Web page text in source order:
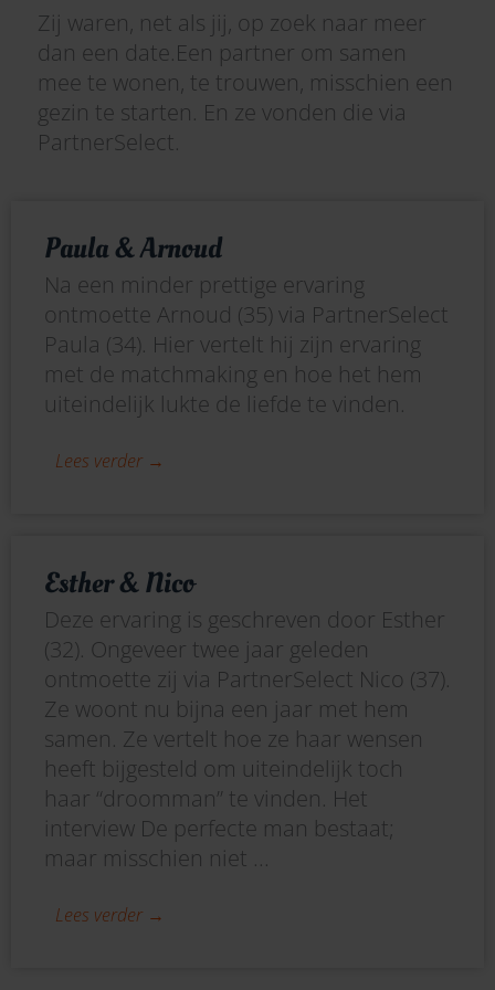
Zij waren, net als jij, op zoek naar meer
dan een date.Een partner om samen
mee te wonen, te trouwen, misschien een
gezin te starten. En ze vonden die via
PartnerSelect.
Paula & Arnoud
Na een minder prettige ervaring
ontmoette Arnoud (35) via PartnerSelect
Paula (34). Hier vertelt hij zijn ervaring
met de matchmaking en hoe het hem
uiteindelijk lukte de liefde te vinden.
Lees verder →
Esther & Nico
Deze ervaring is geschreven door Esther
(32). Ongeveer twee jaar geleden
ontmoette zij via PartnerSelect Nico (37).
Ze woont nu bijna een jaar met hem
samen. Ze vertelt hoe ze haar wensen
heeft bijgesteld om uiteindelijk toch
haar “droomman” te vinden. Het
interview De perfecte man bestaat;
maar misschien niet ...
Lees verder →